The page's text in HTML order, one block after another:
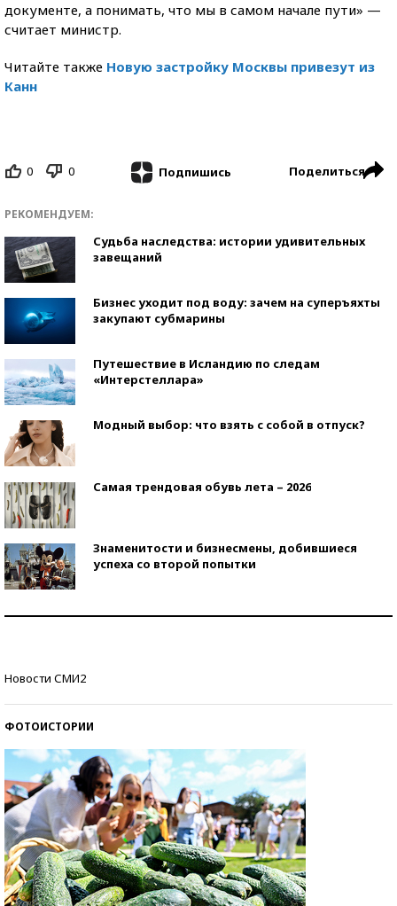
документе, а понимать, что мы в самом начале пути» —
считает министр.
Читайте также Новую застройку Москвы привезут из
Канн
0 0 Подпишись Поделиться
РЕКОМЕНДУЕМ:
Судьба наследства: истории удивительных
завещаний
Бизнес уходит под воду: зачем на суперъяхты
закупают субмарины
Путешествие в Исландию по следам
«Интерстеллара»
Модный выбор: что взять с собой в отпуск?
Самая трендовая обувь лета – 2026
Знаменитости и бизнесмены, добившиеся
успеха со второй попытки
Новости СМИ2
ФОТОИСТОРИИ